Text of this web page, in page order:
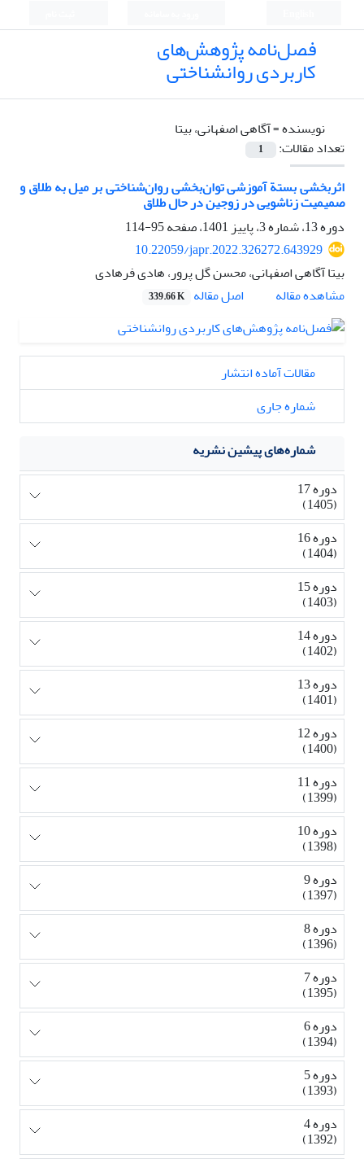
فصل‌نامه پژوهش‌های
کاربردی روانشناختی
نویسنده =آگاهی اصفهانی، بیتا
تعداد مقالات:
1
اثربخشی بستة آموزشی توان‌بخشی روان‌شناختی بر میل به طلاق و
صمیمیت زناشویی در زوجین در حال طلاق
دوره 13، شماره 3، پاییز 1401، صفحه
95-114
10.22059/japr.2022.326272.643929
بیتا آگاهی اصفهانی، محسن گل پرور، هادی فرهادی
مشاهده مقاله
اصل مقاله 339.66 K
مقالات آماده انتشار
شماره جاری
شماره‌های پیشین نشریه
دوره 17
(1405)
دوره 16
(1404)
دوره 15
(1403)
دوره 14
(1402)
دوره 13
(1401)
دوره 12
(1400)
دوره 11
(1399)
دوره 10
(1398)
دوره 9
(1397)
دوره 8
(1396)
دوره 7
(1395)
دوره 6
(1394)
دوره 5
(1393)
دوره 4
(1392)